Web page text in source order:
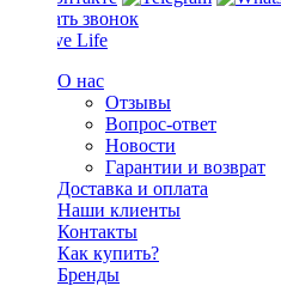
Заказать звонок
О нас
Отзывы
Вопрос-ответ
Новости
Гарантии и возврат
Доставка и оплата
Наши клиенты
Контакты
Как купить?
Бренды